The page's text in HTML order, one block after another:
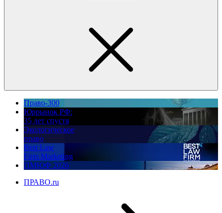
Право-300
Юррынок РФ:
35 лет спустя
Экологическое
право
Best Law
Firm Marketing
ПМЮФ 2026
ПРАВО.ru